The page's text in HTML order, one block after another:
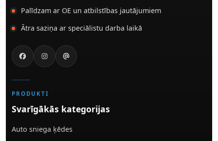
Palīdzam ar OE un atbilstības jautājumiem
Ātra saziņa ar speciālistu darba laikā
PRODUKTI
Svarīgākās kategorijas
Auto sniega ķēdes